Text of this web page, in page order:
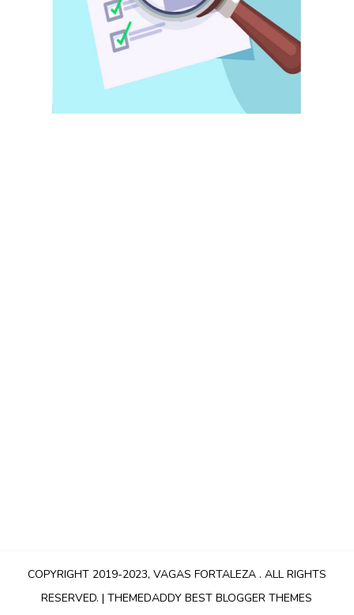
COPYRIGHT 2019-2023, VAGAS FORTALEZA . ALL RIGHTS
RESERVED. |THEMEDADDY BEST BLOGGER THEMES